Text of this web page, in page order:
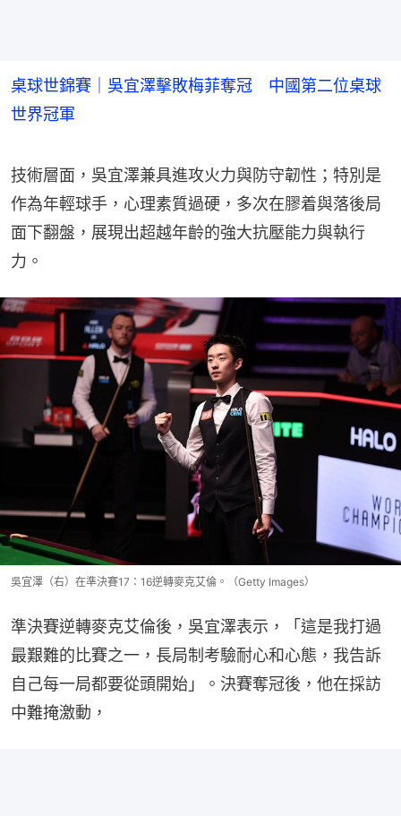
桌球世錦賽｜吳宜澤擊敗梅菲奪冠 中國第二位桌球
世界冠軍
技術層面，吳宜澤兼具進攻火力與防守韌性；特別是
作為年輕球手，心理素質過硬，多次在膠着與落後局
面下翻盤，展現出超越年齡的強大抗壓能力與執行
力。
吳宜澤（右）在準決賽17：16逆轉麥克艾倫。（Getty Images）
準決賽逆轉麥克艾倫後，吳宜澤表示，「這是我打過
最艱難的比賽之一，長局制考驗耐心和心態，我告訴
自己每一局都要從頭開始」。決賽奪冠後，他在採訪
中難掩激動，